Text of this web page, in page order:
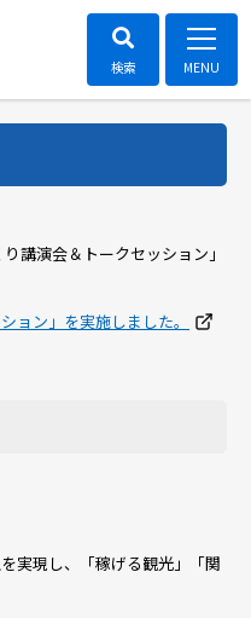
講演会＆トークセッション」
ョン」を実施しました。
実現し、「稼げる観光」「関